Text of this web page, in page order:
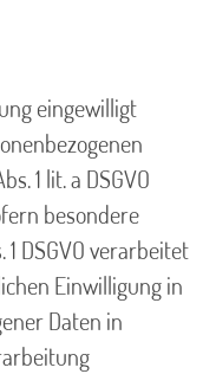
eingewilligt
1 lit. a DSGVO
besondere
DSGVO verarbeitet
Einwilligung in
Daten in